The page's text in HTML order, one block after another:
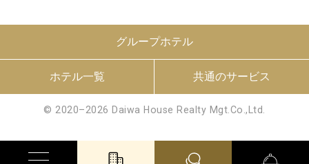
グループホテル
ホテル一覧 共通のサービス
© 2020–2026 Daiwa House Realty Mgt.Co.,Ltd.